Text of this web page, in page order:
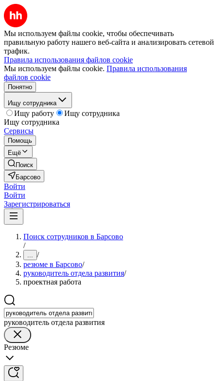
Мы используем файлы cookie, чтобы обеспечивать
правильную работу нашего веб-сайта и анализировать сетевой
трафик.
Правила использования файлов cookie
Мы используем файлы cookie. Правила использования
файлов cookie
Понятно
Ищу сотрудника
Ищу работу
Ищу сотрудника
Ищу сотрудника
Сервисы
Помощь
Ещё
Поиск
Барсово
Войти
Войти
Зарегистрироваться
Поиск сотрудников в Барсово
/
... /
резюме в Барсово/
руководитель отдела развития/
проектная работа
руководитель отдела развития
Резюме